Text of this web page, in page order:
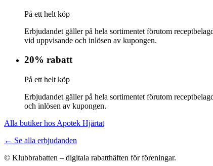
På ett helt köp
Erbjudandet gäller på hela sortimentet förutom
vid uppvisande och inlösen av kupongen.
20% rabatt
På ett helt köp
Erbjudandet gäller på hela sortimentet förutom
och inlösen av kupongen.
Alla butiker hos Apotek Hjärtat
← Se alla erbjudanden
© Klubbrabatten – digitala rabatthäften för föreningar.